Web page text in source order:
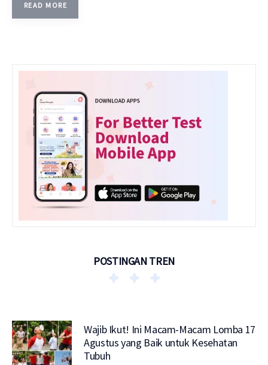
READ MORE
POSTINGAN TREN
Wajib Ikut! Ini Macam-Macam Lomba 17
Agustus yang Baik untuk Kesehatan
Tubuh